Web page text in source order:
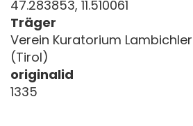
47.283853, 11.510061
Träger
Verein Kuratorium
(Tirol)
originalid
1335